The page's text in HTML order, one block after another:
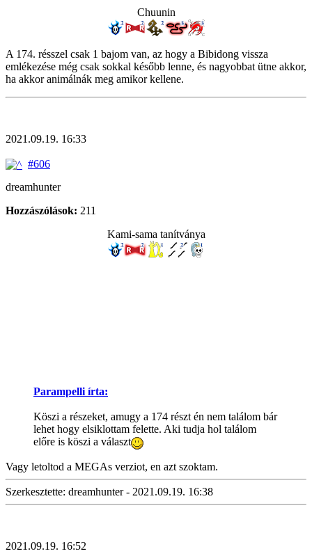
Chuunin
A 174. résszel csak 1 bajom van, az hogy a Bibidong vissza
emlékezése még csak sokkal később lenne, és nagyobbat ütne akkor,
ha akkor animálnák meg amikor kellene.
2021.09.19. 16:33
#606
dreamhunter
Hozzászólások: 211
Kami-sama tanítványa
Parampelli írta:
Köszi a részeket, amugy a 174 részt én nem találom bár
lehet hogy elsiklottam felette. Aki tudja hol találom
előre is köszi a választ
Vagy letoltod a MEGAs verziot, en azt szoktam.
Szerkesztette: dreamhunter - 2021.09.19. 16:38
2021.09.19. 16:52